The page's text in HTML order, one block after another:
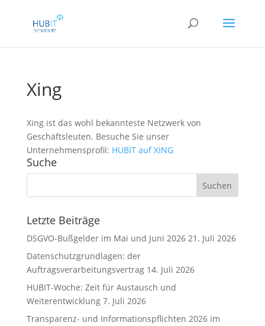
Xing
Xing ist das wohl bekannteste Netzwerk von
Geschäftsleuten. Besuche Sie unser
Unternehmensprofil: HUBIT auf XING
Suche
Letzte Beiträge
DSGVO-Bußgelder im Mai und Juni 2026 21. Juli 2026
Datenschutzgrundlagen: der
Auftragsverarbeitungsvertrag 14. Juli 2026
HUBIT-Woche: Zeit für Austausch und
Weiterentwicklung 7. Juli 2026
Transparenz- und Informationspflichten 2026 im